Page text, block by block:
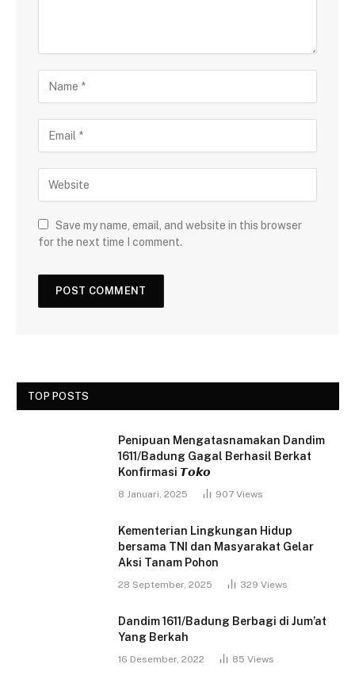
Save my name, email, and website in this browser
for the next time I comment.
TOP POSTS
Penipuan Mengatasnamakan Dandim
1611/Badung Gagal Berhasil Berkat
Konfirmasi 𝙏𝙤𝙠𝙤
8 Januari, 2025 907 Views
Kementerian Lingkungan Hidup
bersama TNI dan Masyarakat Gelar
Aksi Tanam Pohon
28 September, 2025 329 Views
Dandim 1611/Badung Berbagi di Jum’at
Yang Berkah
16 Desember, 2022 85 Views